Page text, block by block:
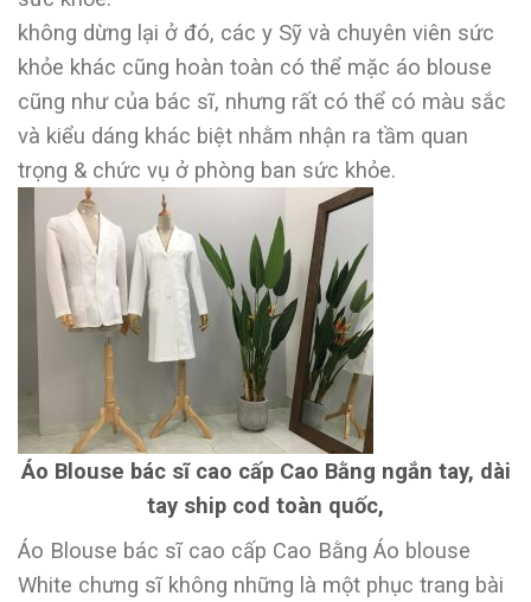
không dừng lại ở đó, các y Sỹ và chuyên viên sức
khỏe khác cũng hoàn toàn có thể mặc áo blouse
cũng như của bác sĩ, nhưng rất có thể có màu sắc
và kiểu dáng khác biệt nhằm nhận ra tầm quan
trọng & chức vụ ở phòng ban sức khỏe.
Áo Blouse bác sĩ cao cấp Cao Bằng ngắn tay, dài
tay ship cod toàn quốc,
Áo Blouse bác sĩ cao cấp Cao Bằng Áo blouse
White chưng sĩ không những là một phục trang bài